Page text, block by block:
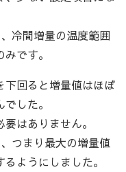
冷間増量の温度範囲
です。
回ると増量値はほぼ
した。
はありません。
つまり最大の増量値
ようにしました。